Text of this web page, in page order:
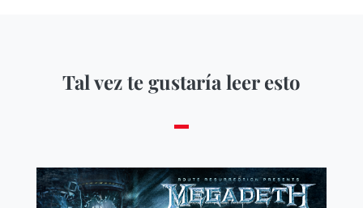
Tal vez te gustaría leer esto